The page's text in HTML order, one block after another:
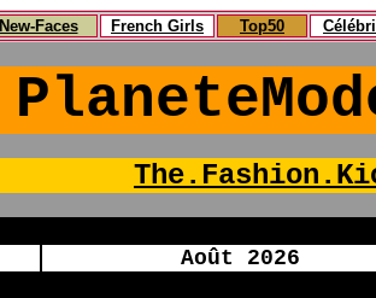
New-Faces French Girls Top50
Août 2026